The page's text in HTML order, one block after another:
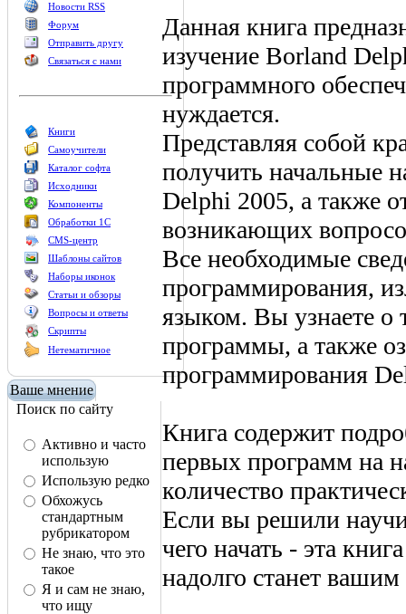
Новости RSS
Форум
Отправить другу
Связаться с нами
Книги
Самоучители
Каталог софта
Исходники
Компоненты
Обработки 1С
CMS-центр
Шаблоны сайтов
Наборы иконок
Статьи и обзоры
Вопросы и ответы
Скрипты
Нетематичное
Ваше мнение
Поиск по сайту
Активно и часто
использую
Использую редко
Обхожусь
стандартным
рубрикатором
Не знаю, что это
такое
Я и сам не знаю,
что ищу
Данная книга
изучение Borland
программного
нуждается.
Представляя собой
получить начальные
Delphi 2005, а также
возникающих
Все необходимые
программирования,
языком. Вы узнаете о
программы, а также
программирования
Книга содержит
первых программ на
количество
Если вы решили
чего начать - эта
надолго станет